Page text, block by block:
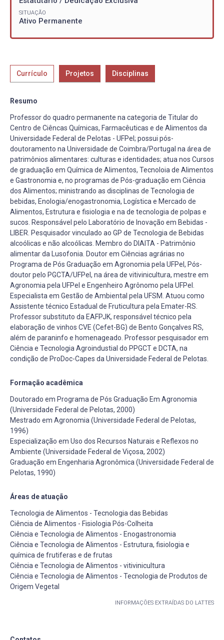
SITUAÇÃO
Ativo Permanente
Currículo Projetos Disciplinas
Resumo
Professor do quadro permanente na categoria de Titular do
Centro de Ciêncas Químicas, Farmacêuticas e de Alimentos da
Universidade Federal de Pelotas - UFPel; possui pós-
doutoramento na Universidade de Coimbra/Portugal na área de
patrimônios alimentares: culturas e identidades; atua nos Cursos
de graduação em Química de Alimentos, Tecnoloia de Alimentos
e Gastronomia e, no programas de Pós-graduação em Ciência
dos Alimentos; ministrando as disciplinas de Tecnologia de
bebidas, Enologia/enogastronomia, Logística e Mercado de
Alimentos, Estrutura e fisiologia e na de tecnologia de polpas e
sucos. Responsável pelo Laboratório de Inovação em Bebidas -
LIBER. Pesquisador vinculado ao GP de Tecnologia de Bebidas
alcoólicas e não alcoólicas. Membro do DIAITA - Patrimônio
alimentar da Lusofonia. Doutor em Ciências agrárias no
Programa de Pós Graduação em Agronomia pela UFPel, Pós-
doutor pelo PGCTA/UFPel, na área de vitivinicultura, mestre em
Agronomia pela UFPel e Engenheiro Agrônomo pela UFPel.
Especialista em Gestão de Ambiental pela UFSM. Atuou como
Assistente técnico Estadual de Fruticultura pela Emater-RS.
Professor substituto da EAFPJK, responsável técnico pela
elaboração de vinhos CVE (Cefet-BG) de Bento Gonçalves RS,
além de paraninfo e homenageado. Professor pesquisador em
Ciência e Tecnologia Agroindustial do PPGCT e DCTA, na
condição de ProDoc-Capes da Universidade Federal de Pelotas.
Formação acadêmica
Doutorado em Programa de Pós Graduação Em Agronomia
(Universidade Federal de Pelotas, 2000)
Mestrado em Agronomia (Universidade Federal de Pelotas,
1996)
Especialização em Uso dos Recursos Naturais e Reflexos no
Ambiente (Universidade Federal de Viçosa, 2002)
Graduação em Engenharia Agronômica (Universidade Federal de
Pelotas, 1990)
Áreas de atuação
Tecnologia de Alimentos - Tecnologia das Bebidas
Ciência de Alimentos - Fisiologia Pós-Colheita
Ciência e Tecnologia de Alimentos - Enogastronomia
Ciência e Tecnologia de Alimentos - Estrutura, fisiologia e
química de frutiferas e de frutas
Ciência e Tecnologia de Alimentos - vitivinicultura
Ciência e Tecnologia de Alimentos - Tecnologia de Produtos de
Origem Vegetal
INFORMAÇÕES EXTRAÍDAS DO LATTES